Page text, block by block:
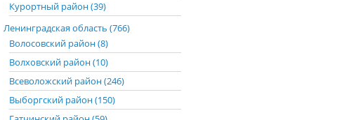
Курортный район (39)
Ленинградская область (766)
Волосовский район (8)
Волховский район (10)
Всеволожский район (246)
Выборгский район (150)